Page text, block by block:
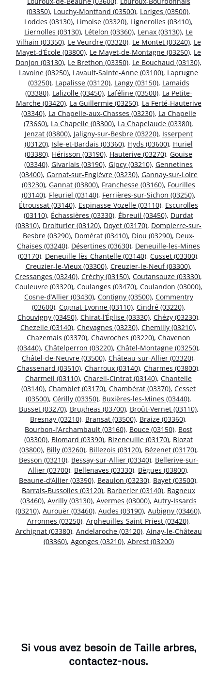
(03350), Louchy-Montfand (03500), Loriges (03500),
Loddes (03130), Limoise (03320), Lignerolles (03410),
Liernolles (03130), Lételon (03360), Lenax (03130), Le
Vilhain (03350), Le Veurdre (03320), Le Montet (03240), Le
Mayet-d’École (03800), Le Mayet-de-Montagne (03250), Le
Donjon (03130), Le Brethon (03350), Le Bouchaud (03130),
Lavoine (03250), Lavault-Sainte-Anne (03100), Laprugne
(03250), Lapalisse (03120), Langy (03150), Lamaids
(03380), Lalizolle (03450), Laféline (03500), La Petite-
Marche (03420), La Guillermie (03250), La Ferté-Hauterive
(03340), La Chapelle-aux-Chasses (03230), La Chapelle
(73660), La Chapelle (03300), La Chapelaude (03380),
Jenzat (03800), Jaligny-sur-Besbre (03220), Isserpent
(03120), Isle-et-Bardais (03360), Hyds (03600), Huriel
(03380), Hérisson (03190), Hauterive (03270), Gouise
(03340), Givarlais (03190), Gipcy (03210), Gennetines
(03400), Garnat-sur-Engièvre (03230), Gannay-sur-Loire
(03230), Gannat (03800), Franchesse (03160), Fourilles
(03140), Fleuriel (03140), Ferrières-sur-Sichon (03250),
Étroussat (03140), Espinasse-Vozelle (03110), Escurolles
(03110), Échassières (03330), Ébreuil (03450), Durdat
(03310), Droiturier (03120), Doyet (03170), Dompierre-sur-
Besbre (03290), Domérat (03410), Diou (03290), Deux-
Chaises (03240), Désertines (03630), Deneuille-les-Mines
(03170), Deneuille-lès-Chantelle (03140), Cusset (03300),
Creuzier-le-Vieux (03300), Creuzier-le-Neuf (03300),
Cressanges (03240), Créchy (03150), Coutansouze (03330),
Couleuvre (03320), Coulanges (03470), Coulandon (03000),
Cosne-d’Allier (03430), Contigny (03500), Commentry
(03600), Cognat-Lyonne (03110), Cindré (03220),
Chouvigny (03450), Chirat-l’Église (03330), Chézy (03230),
Chezelle (03140), Chevagnes (03230), Chemilly (03210),
Chazemais (03370), Chavroches (03220), Chavenon
(03440), Châtelperron (03220), Châtel-Montagne (03250),
Châtel-de-Neuvre (03500), Château-sur-Allier (03320),
Chassenard (03510), Charroux (03140), Charmes (03800),
Charmeil (03110), Chareil-Cintrat (03140), Chantelle
(03140), Chamblet (03170), Chambérat (03370), Cesset
(03500), Cérilly (03350), Buxières-les-Mines (03440),
Busset (03270), Brugheas (03700), Broût-Vernet (03110),
Bresnay (03210), Bransat (03500), Braize (03360),
Bourbon-l’Archambault (03160), Bouce (03150), Bost
(03300), Blomard (03390), Bizeneuille (03170), Biozat
(03800), Billy (03260), Billezois (03120), Bézenet (03170),
Besson (03210), Bessay-sur-Allier (03340), Bellerive-sur-
Allier (03700), Bellenaves (03330), Bègues (03800),
Beaune-d’Allier (03390), Beaulon (03230), Bayet (03500),
Barrais-Bussolles (03120), Barberier (03140), Bagneux
(03460), Avrilly (03130), Avermes (03000), Autry-Issards
(03210), Aurouër (03460), Audes (03190), Aubigny (03460),
Arronnes (03250), Arpheuilles-Saint-Priest (03420),
Archignat (03380), Andelaroche (03120), Ainay-le-Château
(03360), Agonges (03210), Abrest (03200)
Si vous avez besoin de Taille arbres,
contactez-nous.